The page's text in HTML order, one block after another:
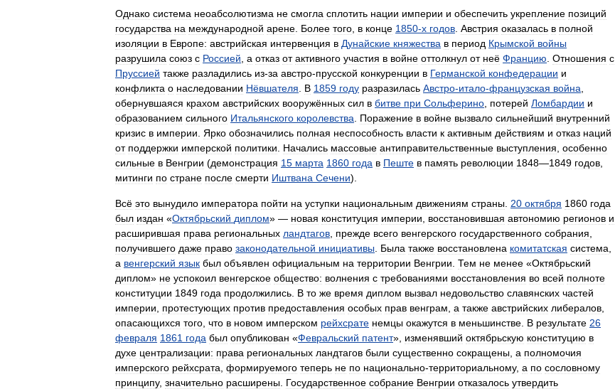
Однако система неоабсолютизма не смогла сплотить нации империи и обеспечить укрепление позиций
государства на международной арене Более того в конце 1850-х годов Австрия оказалась в полной
изоляции в Европе: австрийская интервенция в Дунайские княжества в период Крымской войны
разрушила союз с Россией а отказ от активного участия в войне оттолкнул от неё Францию Отношения с
Пруссией также разладились из-за австро-прусской конкуренции в Германской конфедерации и
конфликта о наследовании Нёвшателя В 1859 году разразилась Австро-итало-французская война
обернувшаяся крахом австрийских вооружённых сил в битве при Сольферино потерей Ломбардии и
образованием сильного Итальянского королевства Поражение в войне вызвало сильнейший внутренний
кризис в империи Ярко обозначились полная неспособность власти к активным действиям и отказ наций
от поддержки имперской политики Начались массовые антиправительственные выступления особенно
сильные в Венгрии (демонстрация 15 марта 1860 года в Пеште в память революции 1848—1849 годов
митинги по стране после смерти Иштвана Сечени).
Всё это вынудило императора пойти на уступки национальным движениям страны 20 октября 1860 года
был издан «Октябрьский диплом» — новая конституция империи восстановившая автономию регионов и
расширившая права региональных ландтагов прежде всего венгерского государственного собрания
получившего даже право законодательной инициативы Была также восстановлена комитатская система
а венгерский язык был объявлен официальным на территории Венгрии Тем не менее «Октябрьский
диплом» не успокоил венгерское общество: волнения с требованиями восстановления во всей полноте
конституции 1849 года продолжились В то же время диплом вызвал недовольство славянских частей
империи
протестующих против предоставления особых прав венграм а также австрийских либералов
опасающихся того что в новом имперском рейхсрате немцы окажутся в меньшинстве В результате 26
февраля 1861 года был опубликован «Февральский патент», изменявший октябрьскую конституцию в
духе централизации: права региональных ландтагов были существенно сокращены а полномочия
имперского рейхсрата формируемого теперь не по национально-территориальному, а по сословному
принципу, значительно расширены Государственное собрание Венгрии отказалось утвердить